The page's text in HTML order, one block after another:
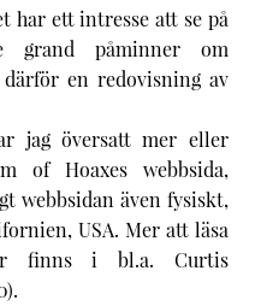
har ett intresse att se på
grand påminner om
en redovisning av
jag översatt mer eller
of Hoaxes webbsida,
webbsidan även fysiskt,
USA. Mer att läsa
finns i bl.a. Curtis